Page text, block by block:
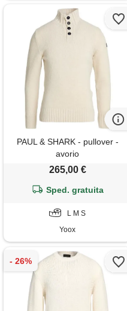
PAUL & SHARK - pullover -
avorio
265,00 €
Sped. gratuita
L M S
Yoox